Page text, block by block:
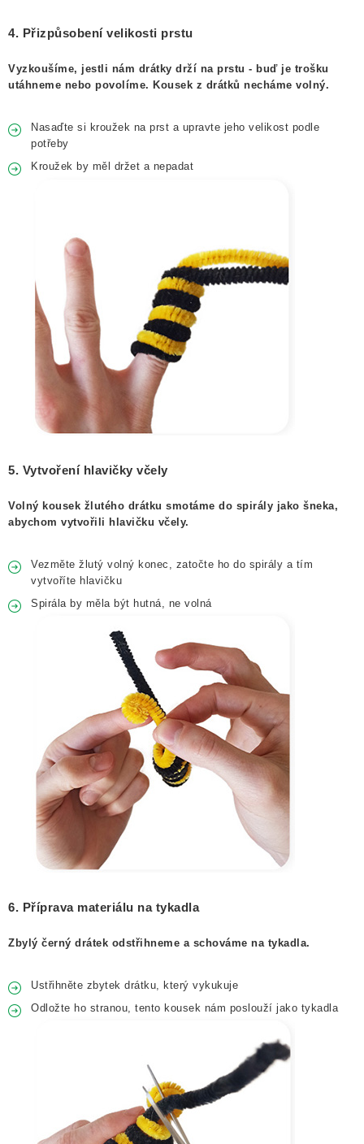
4. Přizpůsobení velikosti prstu
Vyzkoušíme, jestli nám drátky drží na prstu - buď je trošku
utáhneme nebo povolíme. Kousek z drátků necháme volný.
Nasaďte si kroužek na prst a upravte jeho velikost podle
potřeby
Kroužek by měl držet a nepadat
5. Vytvoření hlavičky včely
Volný kousek žlutého drátku smotáme do spirály jako šneka,
abychom vytvořili hlavičku včely.
Vezměte žlutý volný konec, zatočte ho do spirály a tím
vytvoříte hlavičku
Spirála by měla být hutná, ne volná
6. Příprava materiálu na tykadla
Zbylý černý drátek odstřihneme a schováme na tykadla.
Ustřihněte zbytek drátku, který vykukuje
Odložte ho stranou, tento kousek nám poslouží jako tykadla